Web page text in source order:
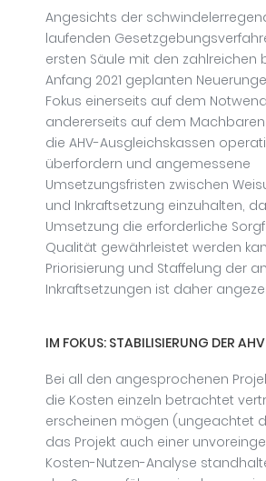
Angesichts der
laufenden
ersten Säule mit den zahlreichen
Anfang 2021 geplanten
Fokus einerseits auf dem
andererseits auf dem Machbaren
die AHV-Ausgleichskassen
überfordern und angemessene
Umsetzungsfristen zwischen
und Inkraftsetzung einzuhalten,
Umsetzung die erforderliche
Qualität gewährleistet werden
Priorisierung und Staffelung der
Inkraftsetzungen ist daher
IM FOKUS: STABILISIERUNG DER
Bei all den angesprochenen
die Kosten einzeln betrachtet
erscheinen mögen (ungeachtet
das Projekt auch einer
Kosten-Nutzen-Analyse